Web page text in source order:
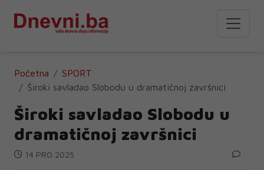
Početna
SPORT
Široki savladao Slobodu u dramatičnoj završnici
Široki savladao Slobodu u
dramatičnoj završnici
14 PRO 2025